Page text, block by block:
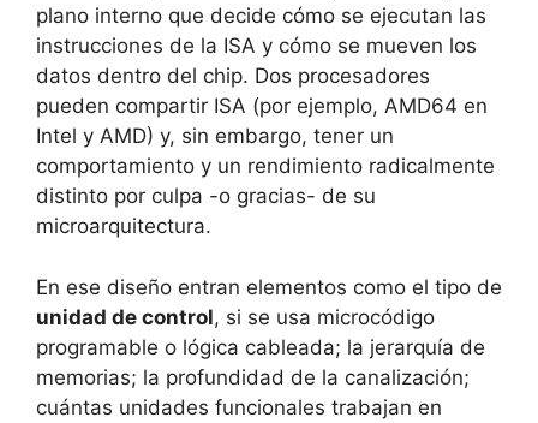
plano interno que decide cómo se ejecutan las
instrucciones de la ISA y cómo se mueven los
datos dentro del chip. Dos procesadores
pueden compartir ISA (por ejemplo, AMD64 en
Intel y AMD) y, sin embargo, tener un
comportamiento y un rendimiento radicalmente
distinto por culpa -o gracias- de su
microarquitectura.
En ese diseño entran elementos como el tipo de
unidad de control, si se usa microcódigo
programable o lógica cableada; la jerarquía de
memorias; la profundidad de la canalización;
cuántas unidades funcionales trabajan en